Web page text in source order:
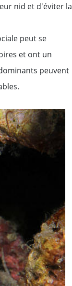
nid et d'éviter la
peut se
et ont un
peuvent